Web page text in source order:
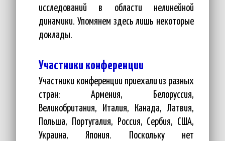
исследований в области нелинейной
динамики. Упомянем здесь лишь некоторые
доклады.
Участники конференции
Участники конференции приехали из разных
стран: Армения, Белоруссия,
Великобритания, Италия, Канада, Латвия,
Польша, Португалия, Россия, Сербия, США,
Украина, Япония. Поскольку нет